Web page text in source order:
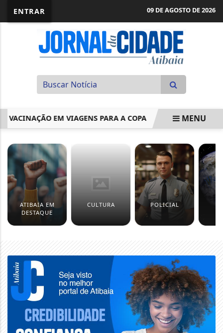
ENTRAR 09 DE AGOSTO DE 2026
EM VIAGENS PARA A COPA BALANÇAMENU
ATIBAIA EM
DESTAQUE
CULTURA POLICIAL